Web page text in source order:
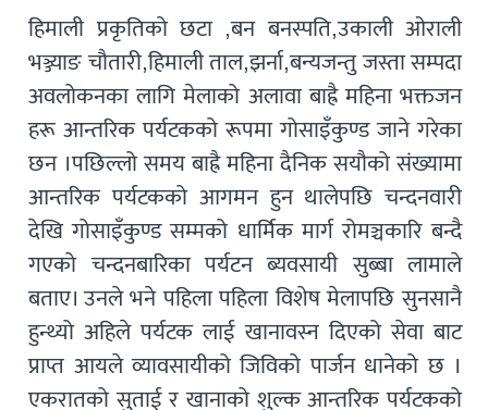
हिमाली प्रकृतिको छटा ,बन बनस्पति,उकाली ओराली
भञ्ज्याङ चौतारी,हिमाली ताल,झर्ना,बन्यजन्तु जस्ता सम्पदा
अवलोकनका लागि मेलाको अलावा बाह्रै महिना भक्तजन
हरू आन्तरिक पर्यटकको रूपमा गोसाइँकुण्ड जाने गरेका
छन ।पछिल्लो समय बाह्रै महिना दैनिक सयौको संख्यामा
आन्तरिक पर्यटकको आगमन हुन थालेपछि चन्दनवारी
देखि गोसाइँकुण्ड सम्मको धार्मिक मार्ग रोमञ्चकारि बन्दै
गएको चन्दनबारिका पर्यटन ब्यवसायी सुब्बा लामाले
बताए। उनले भने पहिला पहिला विशेष मेलापछि सुनसानै
हुन्थ्यो अहिले पर्यटक लाई खानावस्न दिएको सेवा बाट
प्राप्त आयले व्यावसायीको जिविको पार्जन धानेको छ ।
एकरातको सुताई र खानाको शुल्क आन्तरिक पर्यटकको